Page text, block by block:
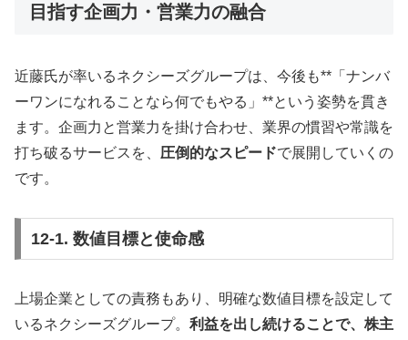
目指す企画力・営業力の融合
近藤氏が率いるネクシーズグループは、今後も**「ナンバ
ーワンになれることなら何でもやる」**という姿勢を貫き
ます。企画力と営業力を掛け合わせ、業界の慣習や常識を
打ち破るサービスを、 圧倒的なスピードで展開していくの
です。
12-1. 数値目標と使命感
上場企業としての責務もあり、明確な数値目標を設定して
いるネクシーズグループ。 利益を出し続けることで、株主